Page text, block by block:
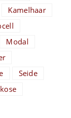
Kamelhaar
Modal
Seide